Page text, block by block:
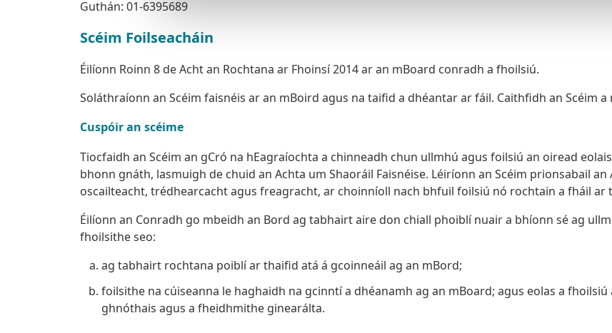
Guthán: 01-6395689
Scéim Foilseacháin
Éilíonn Roinn 8 de Acht an Rochtana ar Fhoinsí 2014 ar an mBoard conradh a fhoilsiú.
Soláthraíonn an Scéim faisnéis ar an mBoird agus na taifid a dhéantar ar fáil. Caithfidh an Scéim
Cuspóir an scéime
Tiocfaidh an Scéim an gCró na hEagraíochta a chinneadh chun ullmhú agus foilsiú an oiread
bhonn gnáth, lasmuigh de chuid an Achta um Shaoráil Faisnéise. Léiríonn an Scéim prionsabail
oscailteacht, trédhearcacht agus freagracht, ar choinníoll nach bhfuil foilsiú nó rochtain a fháil ar
Éilíonn an Conradh go mbeidh an Bord ag tabhairt aire don chiall phoiblí nuair a bhíonn sé ag
fhoilsithe seo:
ag tabhairt rochtana poiblí ar thaifid atá á gcoinneáil ag an mBord;
foilsithe na cúiseanna le haghaidh na gcinntí a dhéanamh ag an mBoard; agus eolas a
ghnóthais agus a fheidhmithe ginearálta.